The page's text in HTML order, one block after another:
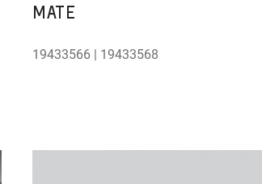
MATE
19433566 | 19433568